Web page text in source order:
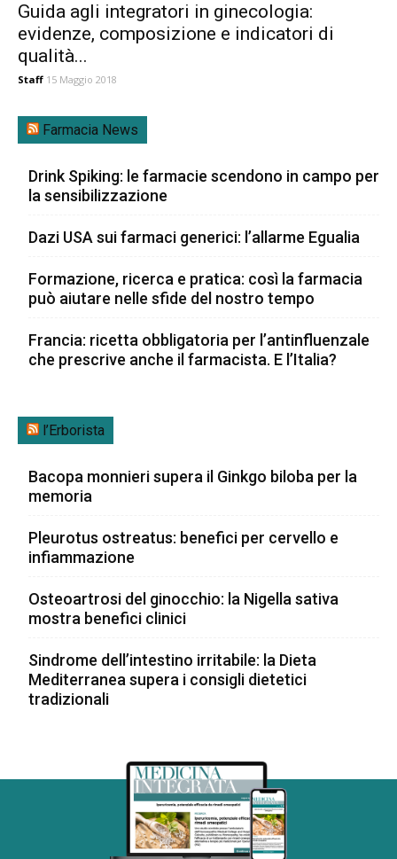
Guida agli integratori in ginecologia:
evidenze, composizione e indicatori di
qualità...
Staff 15 Maggio 2018
Farmacia News
Drink Spiking: le farmacie scendono in campo per
la sensibilizzazione
Dazi USA sui farmaci generici: l’allarme Egualia
Formazione, ricerca e pratica: così la farmacia
può aiutare nelle sfide del nostro tempo
Francia: ricetta obbligatoria per l’antinfluenzale
che prescrive anche il farmacista. E l’Italia?
l’Erborista
Bacopa monnieri supera il Ginkgo biloba per la
memoria
Pleurotus ostreatus: benefici per cervello e
infiammazione
Osteoartrosi del ginocchio: la Nigella sativa
mostra benefici clinici
Sindrome dell’intestino irritabile: la Dieta
Mediterranea supera i consigli dietetici
tradizionali